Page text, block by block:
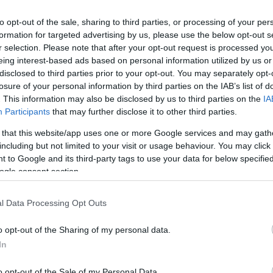
opt-out of the sale, sharing to third parties, or processing of your
for targeted advertising by us, please use the below opt-out
selection. Please note that after your opt-out request is processed
interest-based ads based on personal information utilized by us
to third parties prior to your opt-out. You may separately
of your personal information by third parties on the IAB’s list of
This information may also be disclosed by us to third parties on the
Participants that may further disclose it to other third parties.
that this website/app uses one or more Google services and may
but not limited to your visit or usage behaviour. You may
to Google and its third-party tags to use your data for below
consent section.
Data Processing Opt Outs
opt-out of the Sharing of my personal data.
Link másolása
család kénytelen újratervezni az
miatt sokan inkább belföldi célpontokat
vagy termálfürdős városokat. A külföldi
forint fölé is kúszhat egy négytagú
all inclusive csomagok és last minute
lehetnek. Tapasztalt szülők mesélnek
és mégis élménydúsan pihenni.